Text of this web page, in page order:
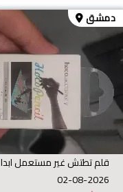
دمشق
قلم تطتش غير مستعمل ابدا
02-08-2026